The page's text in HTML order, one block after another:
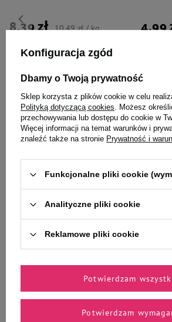
8,39 zł 10,49 zł / kg
- +
Do koszyka
4,99
Wybrane
Ciebie i Twojego
Zawieszka Adresówka
35,90 zł
Konfiguracja zgód
Dbamy o Twoją prywatność
Sklep korzysta z plików cookie w celu
Polityką dotyczącą cookies. Możesz
przechowywania lub dostępu do cookie w
Więcej informacji na temat warunków i
znaleźć także na stronie Prywatność i
Funkcjonalne pliki cookie
Analityczne pliki cookie
Reklamowe pliki cookie
Potwierdzam
Potwierdzam